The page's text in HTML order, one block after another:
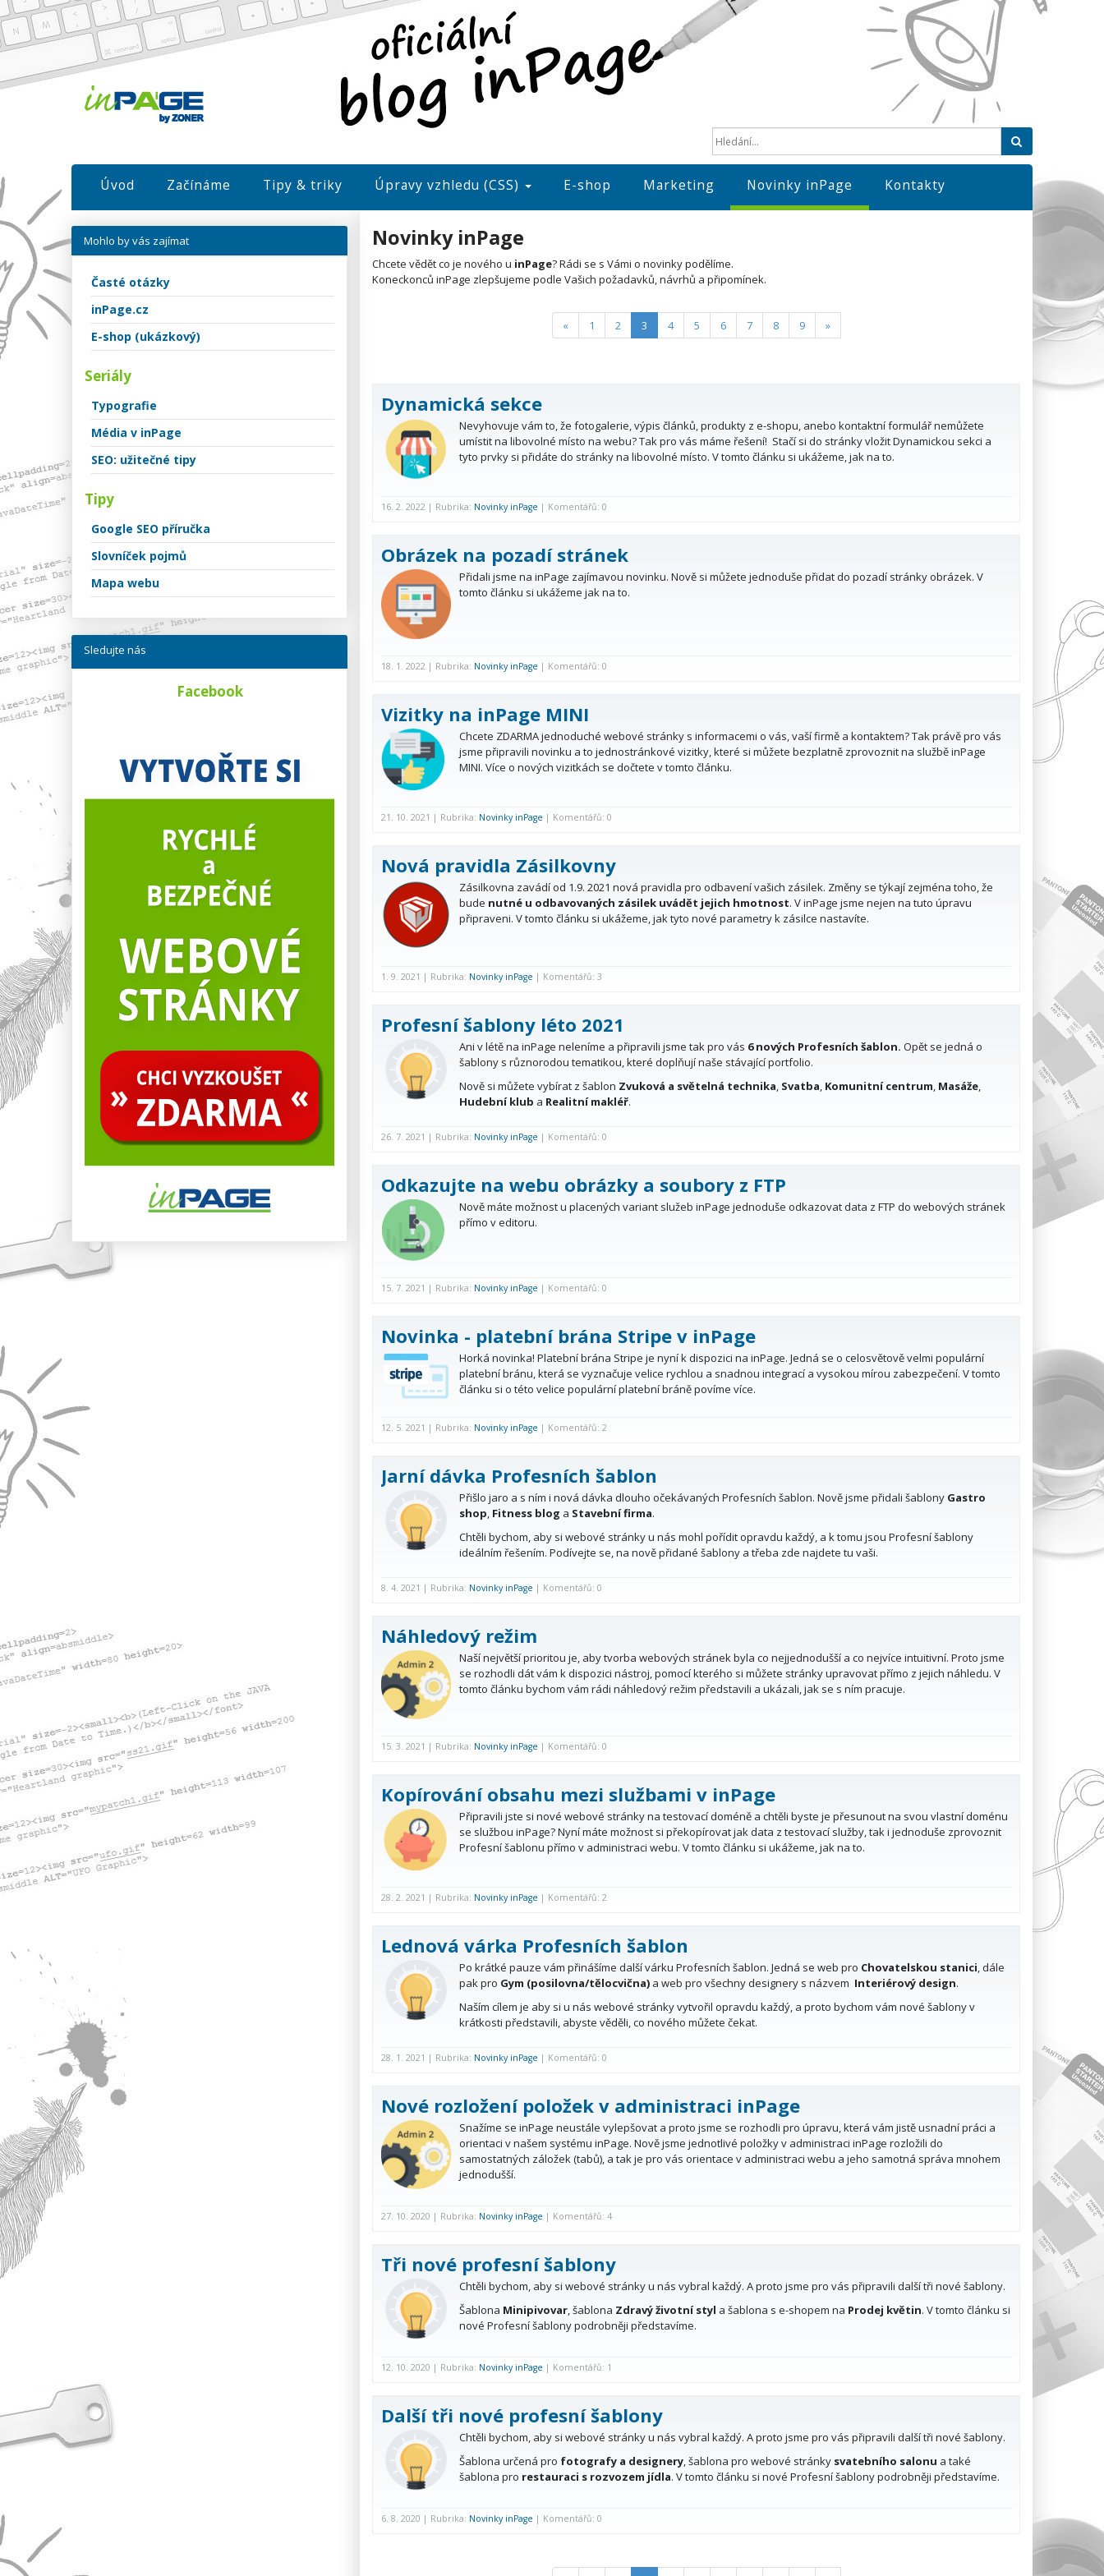
Úvod Začínáme Tipy & triky Úpravy vzhledu (CSS) E-shop Marketing Novinky inPage Kontakty
Novinky inPage
Chcete vědět co je nového u inPage? Rádi se s Vámi o novinky podělíme.
Koneckonců inPage zlepšujeme podle Vašich požadavků, návrhů a připomínek.
« 1 2 3(current)
4 5 6 7 8 9 »
Dynamická sekce
Nevyhovuje vám to, že fotogalerie, výpis článků, produkty z e-shopu, anebo kontaktní formulář nemůžete
umístit na libovolné místo na webu? Tak pro vás máme řešení! Stačí si do stránky vložit Dynamickou sekci a
tyto prvky si přidáte do stránky na libovolné místo. V tomto článku si ukážeme, jak na to.
16. 2. 2022 | Rubrika: Novinky inPage | Komentářů: 0
Obrázek na pozadí stránek
Přidali jsme na inPage zajímavou novinku. Nově si můžete jednoduše přidat do pozadí stránky obrázek. V
tomto článku si ukážeme jak na to.
18. 1. 2022 | Rubrika: Novinky inPage | Komentářů: 0
Vizitky na inPage MINI
Chcete ZDARMA jednoduché webové stránky s informacemi o vás, vaší firmě a kontaktem? Tak právě pro vás
jsme připravili novinku a to jednostránkové vizitky, které si můžete bezplatně zprovoznit na službě inPage
MINI. Více o nových vizitkách se dočtete v tomto článku.
21. 10. 2021 | Rubrika: Novinky inPage | Komentářů: 0
Nová pravidla Zásilkovny
Zásilkovna zavádí od 1.9. 2021 nová pravidla pro odbavení vašich zásilek. Změny se týkají zejména toho, že
bude nutné u odbavovaných zásilek uvádět jejich hmotnost. V inPage jsme nejen na tuto úpravu
připraveni. V tomto článku si ukážeme, jak tyto nové parametry k zásilce nastavíte.
1. 9. 2021 | Rubrika: Novinky inPage | Komentářů: 3
Profesní šablony léto 2021
Ani v létě na inPage neleníme a připravili jsme tak pro vás 6 nových Profesních šablon. Opět se jedná o
šablony s různorodou tematikou, které doplňují naše stávající portfolio.
Nově si můžete vybírat z šablon Zvuková a světelná technika, Svatba, Komunitní centrum, Masáže,
Hudební klub a Realitní makléř.
26. 7. 2021 | Rubrika: Novinky inPage | Komentářů: 0
Odkazujte na webu obrázky a soubory z FTP
Nově máte možnost u placených variant služeb inPage jednoduše odkazovat data z FTP do webových stránek
přímo v editoru.
15. 7. 2021 | Rubrika: Novinky inPage | Komentářů: 0
Novinka - platební brána Stripe v inPage
Horká novinka! Platební brána Stripe je nyní k dispozici na inPage. Jedná se o celosvětově velmi populární
platební bránu, která se vyznačuje velice rychlou a snadnou integrací a vysokou mírou zabezpečení. V tomto
článku si o této velice populární platební bráně povíme více.
12. 5. 2021 | Rubrika: Novinky inPage | Komentářů: 2
Jarní dávka Profesních šablon
Přišlo jaro a s ním i nová dávka dlouho očekávaných Profesních šablon. Nově jsme přidali šablony Gastro
shop, Fitness blog a Stavební firma.
Chtěli bychom, aby si webové stránky u nás mohl pořídit opravdu každý, a k tomu jsou Profesní šablony
ideálním řešením. Podívejte se, na nově přidané šablony a třeba zde najdete tu vaši.
8. 4. 2021 | Rubrika: Novinky inPage | Komentářů: 0
Náhledový režim
Naší největší prioritou je, aby tvorba webových stránek byla co nejjednodušší a co nejvíce intuitivní. Proto jsme
se rozhodli dát vám k dispozici nástroj, pomocí kterého si můžete stránky upravovat přímo z jejich náhledu. V
tomto článku bychom vám rádi náhledový režim představili a ukázali, jak se s ním pracuje.
15. 3. 2021 | Rubrika: Novinky inPage | Komentářů: 0
Kopírování obsahu mezi službami v inPage
Připravili jste si nové webové stránky na testovací doméně a chtěli byste je přesunout na svou vlastní doménu
se službou inPage? Nyní máte možnost si překopírovat jak data z testovací služby, tak i jednoduše zprovoznit
Profesní šablonu přímo v administraci webu. V tomto článku si ukážeme, jak na to.
28. 2. 2021 | Rubrika: Novinky inPage | Komentářů: 2
Lednová várka Profesních šablon
Po krátké pauze vám přinášíme další várku Profesních šablon. Jedná se web pro Chovatelskou stanici, dále
pak pro Gym (posilovna/tělocvična) a web pro všechny designery s názvem Interiérový design.
Naším cílem je aby si u nás webové stránky vytvořil opravdu každý, a proto bychom vám nové šablony v
krátkosti představili, abyste věděli, co nového můžete čekat.
28. 1. 2021 | Rubrika: Novinky inPage | Komentářů: 0
Nové rozložení položek v administraci inPage
Snažíme se inPage neustále vylepšovat a proto jsme se rozhodli pro úpravu, která vám jistě usnadní práci a
orientaci v našem systému inPage. Nově jsme jednotlivé položky v administraci inPage rozložili do
samostatných záložek (tabů), a tak je pro vás orientace v administraci webu a jeho samotná správa mnohem
jednodušší.
27. 10. 2020 | Rubrika: Novinky inPage | Komentářů: 4
Tři nové profesní šablony
Chtěli bychom, aby si webové stránky u nás vybral každý. A proto jsme pro vás připravili další tři nové šablony.
Šablona Minipivovar, šablona Zdravý životní styl a šablona s e-shopem na Prodej květin. V tomto článku si
nové Profesní šablony podrobněji představíme.
12. 10. 2020 | Rubrika: Novinky inPage | Komentářů: 1
Další tři nové profesní šablony
Chtěli bychom, aby si webové stránky u nás vybral každý. A proto jsme pro vás připravili další tři nové šablony.
Šablona určená pro fotografy a designery, šablona pro webové stránky svatebního salonu a také
šablona pro restauraci s rozvozem jídla. V tomto článku si nové Profesní šablony podrobněji představíme.
6. 8. 2020 | Rubrika: Novinky inPage | Komentářů: 0
Mohlo by vás zajímat
Časté otázky
inPage.cz
E-shop (ukázkový)
Seriály
Typografie
Média v inPage
SEO: užitečné tipy
Tipy
Google SEO příručka
Slovníček pojmů
Mapa webu
Sledujte nás
Facebook